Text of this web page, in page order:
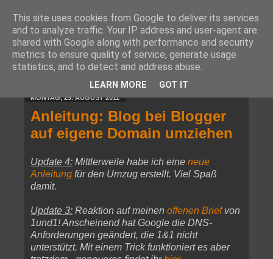
MONTAG, 29. AUGUST 2011
Anleitung: Blog bei Blogger
auf eigene Domain umziehen
Update 4: Mittlerweile habe ich eine neue
Anleitung für den Umzug erstellt. Viel Spaß
damit.
Update 3: Reaktion auf meinen offenen Briefvon
1und1! Anscheinend hat Google die DNS-
Anforderungen geändert, die 1&1 nicht
unterstützt. Mit einem Trick funktioniert es aber
This site uses cookies from Google to deliver its services
and to analyze traffic. Your IP address and user-agent are
shared with Google along with performance and security
metrics to ensure quality of service, generate usage
statistics, and to detect and address abuse.
LEARN MORE GOT IT